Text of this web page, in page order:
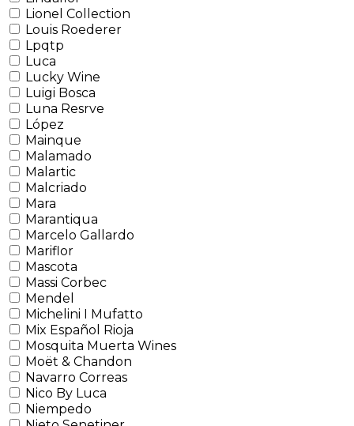
Lionel Collection
Louis Roederer
Lpqtp
Luca
Lucky Wine
Luigi Bosca
Luna Resrve
López
Mainque
Malamado
Malartic
Malcriado
Mara
Marantiqua
Marcelo Gallardo
Mariflor
Mascota
Massi Corbec
Mendel
Michelini I Mufatto
Mix Español Rioja
Mosquita Muerta Wines
Moët & Chandon
Navarro Correas
Nico By Luca
Niempedo